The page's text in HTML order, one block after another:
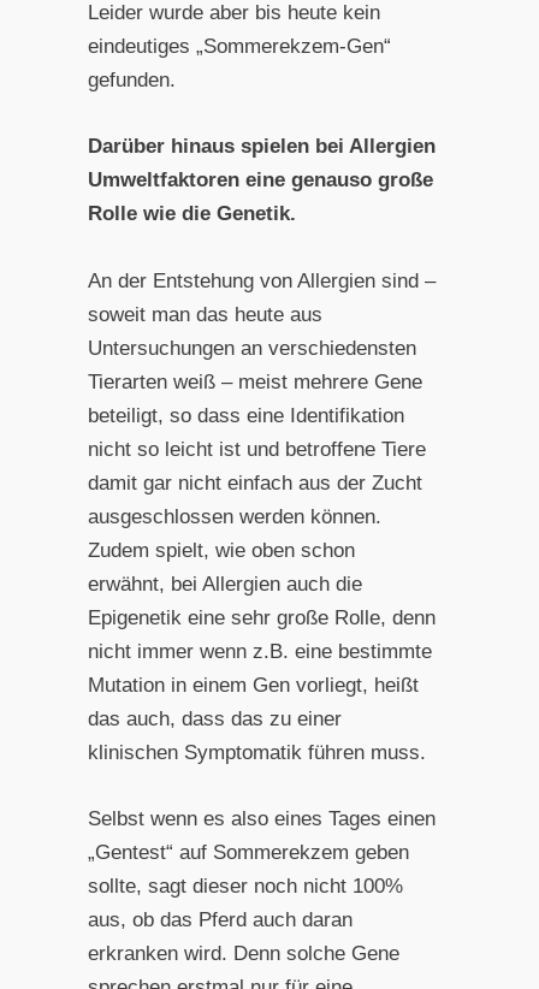
Leider wurde aber bis heute kein
eindeutiges „Sommerekzem-Gen“
gefunden.
Darüber hinaus spielen bei Allergien
Umweltfaktoren eine genauso große
Rolle wie die Genetik.
An der Entstehung von Allergien sind –
soweit man das heute aus
Untersuchungen an verschiedensten
Tierarten weiß – meist mehrere Gene
beteiligt, so dass eine Identifikation
nicht so leicht ist und betroffene Tiere
damit gar nicht einfach aus der Zucht
ausgeschlossen werden können.
Zudem spielt, wie oben schon
erwähnt, bei Allergien auch die
Epigenetik eine sehr große Rolle, denn
nicht immer wenn z.B. eine bestimmte
Mutation in einem Gen vorliegt, heißt
das auch, dass das zu einer
klinischen Symptomatik führen muss.
Selbst wenn es also eines Tages einen
„Gentest“ auf Sommerekzem geben
sollte, sagt dieser noch nicht 100%
aus, ob das Pferd auch daran
erkranken wird. Denn solche Gene